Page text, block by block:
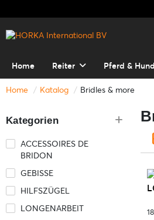
Home Reiter Pferd & Hund
Home Katalog Bridles & more
Kategorien
ACCESSOIRES DE
BRIDON
GEBISSE
HILFSZÜGEL
LONGENARBEIT